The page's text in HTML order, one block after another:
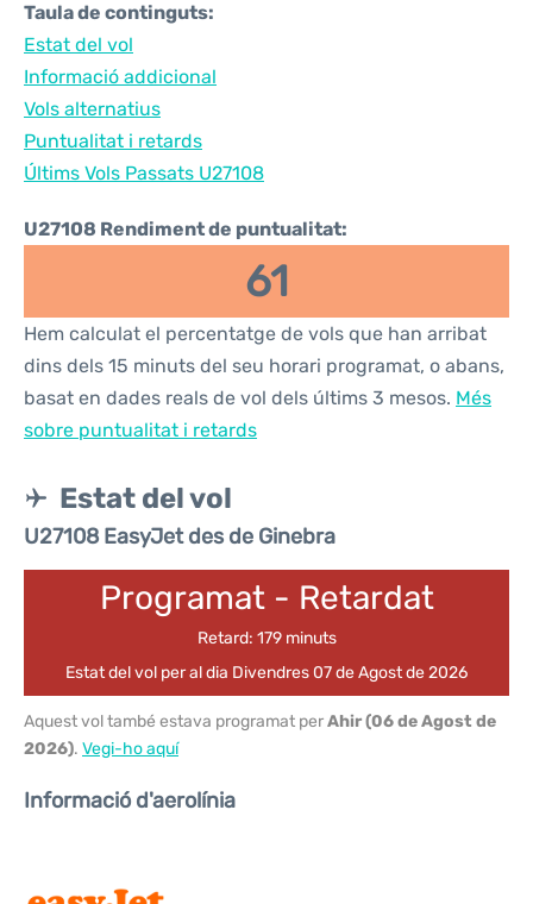
Taula de continguts:
Estat del vol
Informació addicional
Vols alternatius
Puntualitat i retards
Últims Vols Passats U27108
U27108 Rendiment de puntualitat:
61
Hem calculat el percentatge de vols que han arribat
dins dels 15 minuts del seu horari programat, o abans,
basat en dades reals de vol dels últims 3 mesos. Més
sobre puntualitat i retards
Estat del vol
U27108 EasyJet des de Ginebra
Programat - Retardat
Retard: 179 minuts
Estat del vol per al dia Divendres 07 de Agost de 2026
Aquest vol també estava programat perAhir (06 de Agost de
2026). Vegi-ho aquí
Informació d'aerolínia